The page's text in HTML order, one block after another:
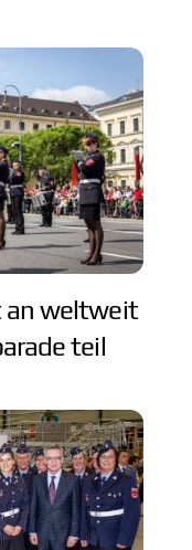
an weltweit
teil